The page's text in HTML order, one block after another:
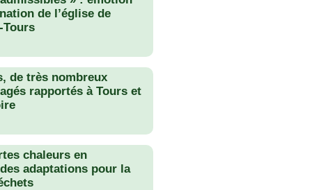
de l’église de
Tours
de très nombreux
rapportés à Tours et
chaleurs en
adaptations pour la